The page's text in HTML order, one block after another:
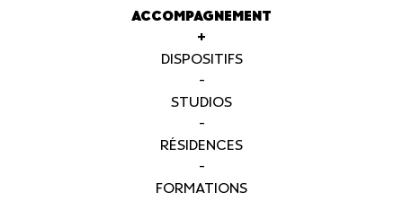
ACCOMPAGNEMENT
+
DISPOSITIFS
-
STUDIOS
-
RÉSIDENCES
-
FORMATIONS